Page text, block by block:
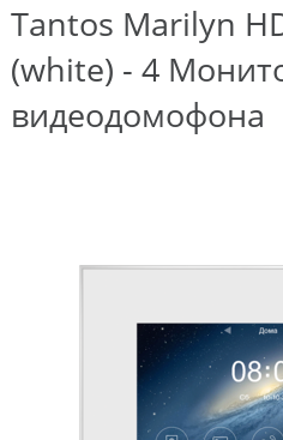
Tantos Marilyn
(white) - 4
видеодомофона